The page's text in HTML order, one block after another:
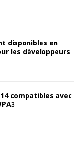
disponibles en
les développeurs
compatibles avec